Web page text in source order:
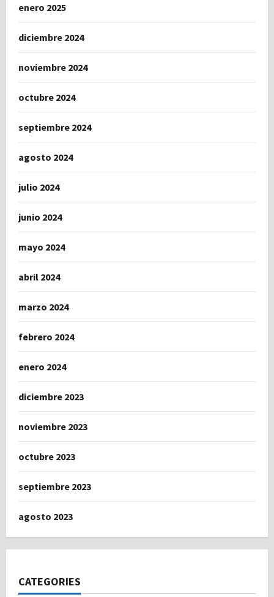
enero 2025
diciembre 2024
noviembre 2024
octubre 2024
septiembre 2024
agosto 2024
julio 2024
junio 2024
mayo 2024
abril 2024
marzo 2024
febrero 2024
enero 2024
diciembre 2023
noviembre 2023
octubre 2023
septiembre 2023
agosto 2023
CATEGORIES